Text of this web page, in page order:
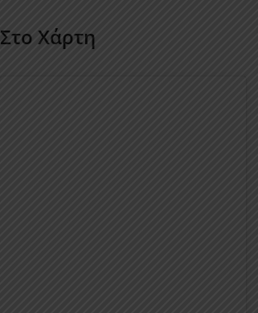
Στο Χάρτη